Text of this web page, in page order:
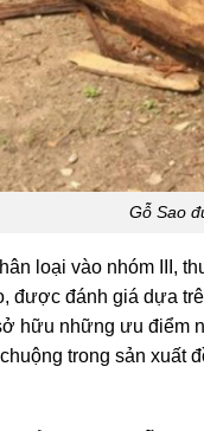
Gỗ Sao
loại vào nhóm III,
được đánh giá dựa
hữu những ưu điểm
trong sản xuất